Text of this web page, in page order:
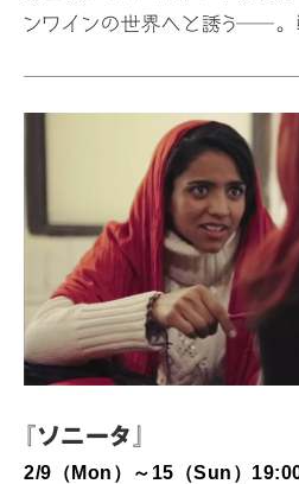
ンワインの世界へと誘う──。
ン。1975 年から断続的に内戦
き、その不安定な情勢を報じら
られざる世界最古のワイン産地
の起源は５千年前とも⼀説には
も約 50 のワイナリーが点在し
2500 年以上前のワイナリー遺
作は、世界的に⾼い…
『ソニータ』
2/9（Mon）～15（Sun）